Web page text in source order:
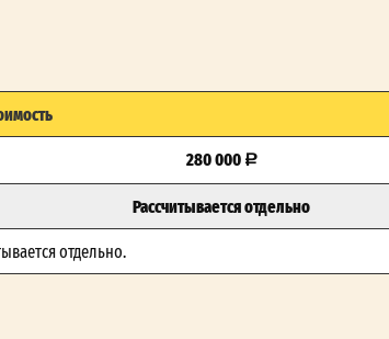
280 000
Рассчитывается отдельно
отдельно.